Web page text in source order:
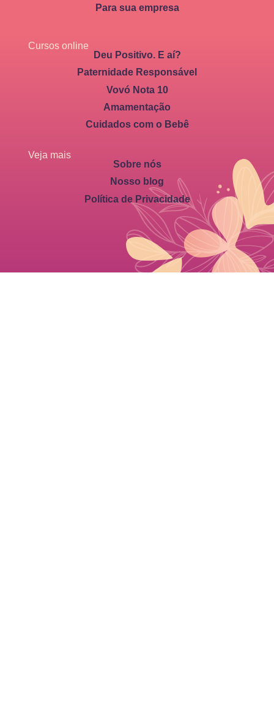
Para sua empresa
Cursos online
Deu Positivo. E aí?
Paternidade Responsável
Vovó Nota 10
Amamentação
Cuidados com o Bebê
Veja mais
Sobre nós
Nosso blog
Política de Privacidade